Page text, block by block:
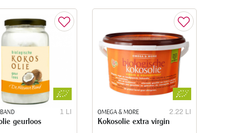
1 LI
geurloos
OMEGA & MORE 2.22 LI
Kokosolie extra virgin